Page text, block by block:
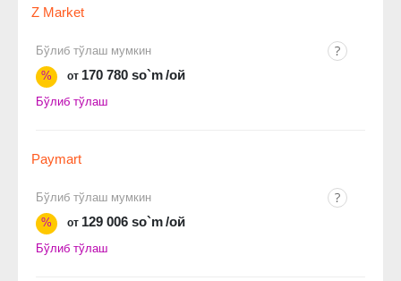
Z Market
Бўлиб тўлаш мумкин
%
от 170 780 so`m/ой
Бўлиб тўлаш
Paymart
Бўлиб тўлаш мумкин
%
от 129 006 so`m/ой
Бўлиб тўлаш